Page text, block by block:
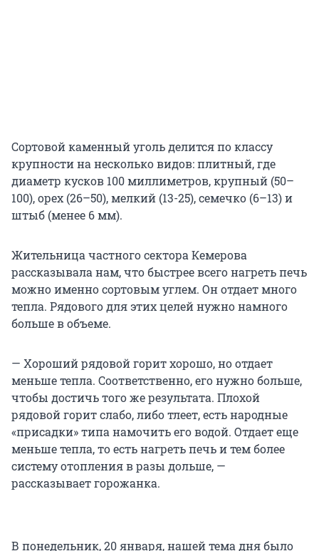
Сортовой каменный уголь делится по классу
крупности на несколько видов: плитный, где
диаметр кусков 100 миллиметров, крупный (50–
100), орех (26–50), мелкий (13-25), семечко (6–13) и
штыб (менее 6 мм).
Жительница частного сектора Кемерова
рассказывала нам, что быстрее всего нагреть печь
можно именно сортовым углем. Он отдает много
тепла. Рядового для этих целей нужно намного
больше в объеме.
— Хороший рядовой горит хорошо, но отдает
меньше тепла. Соответственно, его нужно больше,
чтобы достичь того же результата. Плохой
рядовой горит слабо, либо тлеет, есть народные
«присадки» типа намочить его водой. Отдает еще
меньше тепла, то есть нагреть печь и тем более
систему отопления в разы дольше, —
рассказывает горожанка.
В понедельник, 20 января, нашей тема дня было